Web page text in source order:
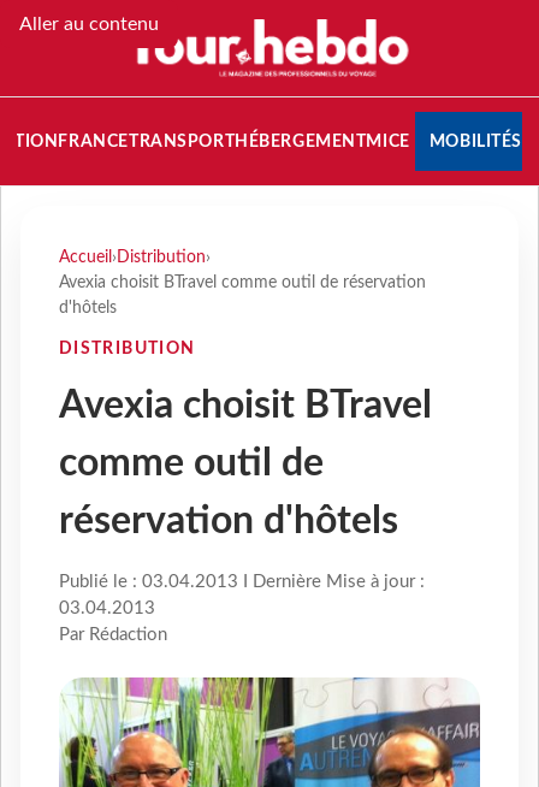
Aller au contenu
FRANCETRANSPORT HÉBERGEMENTMICE MOBILITÉS
Accueil › Distribution›
Avexia choisit BTravel comme outil de réservation
d'hôtels
DISTRIBUTION
Avexia choisit BTravel
comme outil de
réservation d'hôtels
Publié le : 03.04.2013 I Dernière Mise à jour :
03.04.2013
Par Rédaction